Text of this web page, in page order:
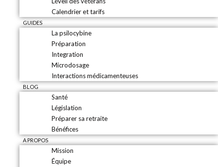
Calendrier et tarifs
GUIDES
La psilocybine
Préparation
Integration
Microdosage
Interactions médicamenteuses
BLOG
Santé
Législation
Préparer sa retraite
Bénéfices
A PROPOS
Mission
Équipe